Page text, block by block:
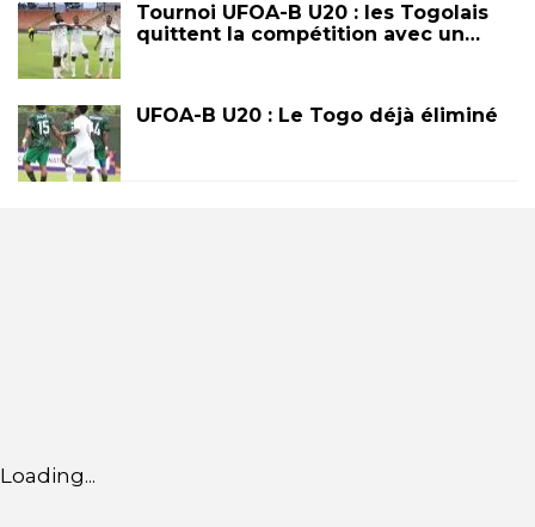
Tournoi UFOA-B U20 : les Togolais
quittent la compétition avec un…
UFOA-B U20 : Le Togo déjà éliminé
Loading...